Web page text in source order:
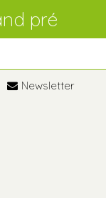
Newsletter